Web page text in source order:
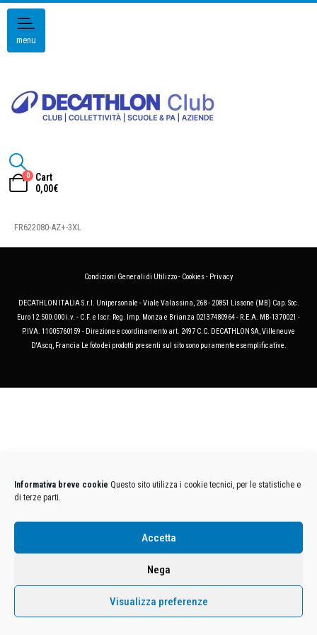
Informativa breve cookie Questo sito utilizza i cookie tecnici, per le statistiche e
di terze parti.
Accetta
Nega
Visualizza preferenze
menu
0
Cart
0,00€
FR622080-AZ+-3XL
Condizioni Generali di Utilizzo- Cookies- Privacy
DECATHLON ITALIA S.r.l. Unipersonale - Viale Valassina, 268 - 20851 Lissone (MB) Cap. Soc.
Euro 12.500.000 i.v. - C.F. e Iscr. Reg. Imp. Monza e Brianza 02137480964 - R.E.A. MB-1370021 -
P.IVA. 11005760159 - Direzione e coordinamento art. 2497 C.C. DECATHLON SA, Villeneuve
D'Ascq, Francia Le foto dei prodotti presenti sul sito sono puramente esemplificative.